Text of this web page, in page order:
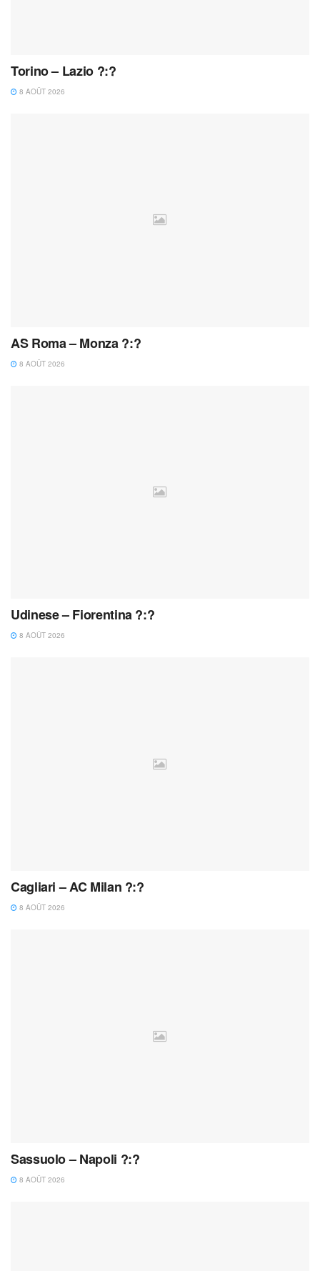
Torino – Lazio ?:?
8 AOÛT 2026
AS Roma – Monza ?:?
8 AOÛT 2026
Udinese – Fiorentina ?:?
8 AOÛT 2026
Cagliari – AC Milan ?:?
8 AOÛT 2026
Sassuolo – Napoli ?:?
8 AOÛT 2026